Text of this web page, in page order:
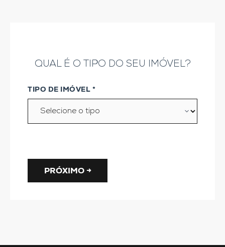
QUAL É O TIPO DO SEU IMÓVEL?
TIPO DE IMÓVEL *
PRÓXIMO →